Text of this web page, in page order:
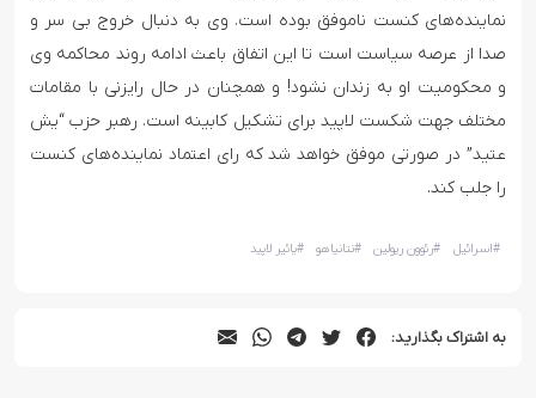
نماینده‌های کنست ناموفق بوده است. وی به دنبال خروج بی سر و
صدا از عرصه سیاست است تا این اتفاق باعث ادامه روند محاکمه وی
و محکومیت او به زندان نشود! و همچنان در حال رایزنی با مقامات
مختلف جهت شکست لاپید برای تشکیل کابینه است. رهبر حزب “یش
عتید” در صورتی موفق خواهد شد که رای اعتماد نماینده‌های کنست
را جلب کند.
#اسرائیل #رئوون ریولین #نتانیاهو #یائیر لاپید
به اشتراک بگذارید: